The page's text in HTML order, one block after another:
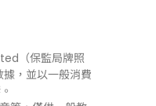
（保監局牌照
，並以一般消費